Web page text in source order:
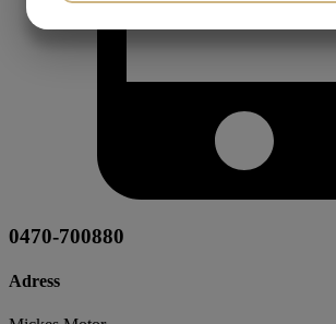
0470-700880
Adress